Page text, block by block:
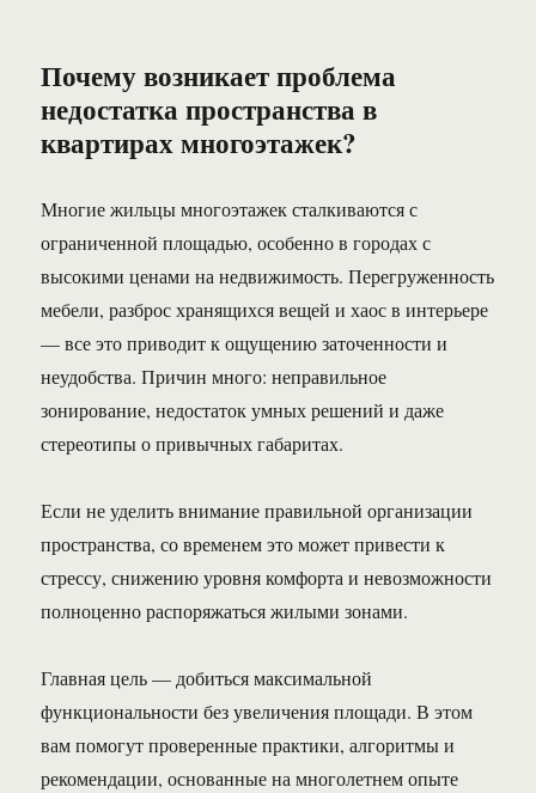
Почему возникает проблема
недостатка пространства в
квартирах многоэтажек?
Многие жильцы многоэтажек сталкиваются с
ограниченной площадью, особенно в городах с
высокими ценами на недвижимость. Перегруженность
мебели, разброс хранящихся вещей и хаос в интерьере
— все это приводит к ощущению заточенности и
неудобства. Причин много: неправильное
зонирование, недостаток умных решений и даже
стереотипы о привычных габаритах.
Если не уделить внимание правильной организации
пространства, со временем это может привести к
стрессу, снижению уровня комфорта и невозможности
полноценно распоряжаться жилыми зонами.
Главная цель — добиться максимальной
функциональности без увеличения площади. В этом
вам помогут проверенные практики, алгоритмы и
рекомендации, основанные на многолетнем опыте